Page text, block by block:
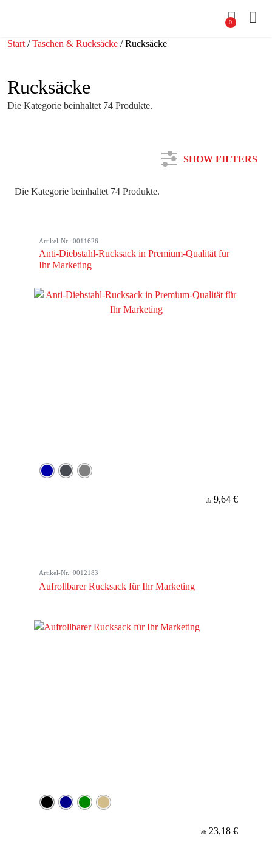
0
Start /Taschen & Rucksäcke / Rucksäcke
Rucksäcke
Die Kategorie beinhaltet 74 Produkte.
SHOW FILTERS
Farbe
Die Kategorie beinhaltet 74 Produkte.
Artikel-Nr.: 0011626
Anti-Diebstahl-Rucksack in Premium-Qualität für
Ihr Marketing
ab 9,64 €
Artikel-Nr.: 0012183
Aufrollbarer Rucksack für Ihr Marketing
ab 23,18 €